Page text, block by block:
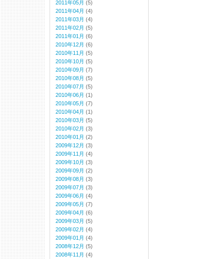
2011年05月 (5)
2011年04月 (4)
2011年03月 (4)
2011年02月 (5)
2011年01月 (6)
2010年12月 (6)
2010年11月 (5)
2010年10月 (5)
2010年09月 (7)
2010年08月 (5)
2010年07月 (5)
2010年06月 (1)
2010年05月 (7)
2010年04月 (1)
2010年03月 (5)
2010年02月 (3)
2010年01月 (2)
2009年12月 (3)
2009年11月 (4)
2009年10月 (3)
2009年09月 (2)
2009年08月 (3)
2009年07月 (3)
2009年06月 (4)
2009年05月 (7)
2009年04月 (6)
2009年03月 (5)
2009年02月 (4)
2009年01月 (4)
2008年12月 (5)
2008年11月 (4)